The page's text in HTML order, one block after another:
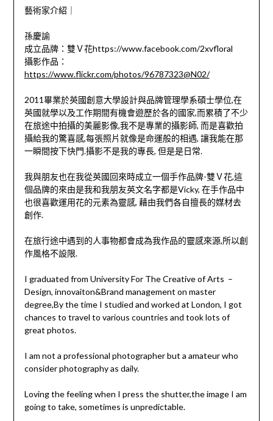
藝術家介紹｜
孫慶諭
成立品牌：雙Ｖ花https://www.facebook.com/2xvfloral
攝影作品：
https://www.flickr.com/photos/96787323@N02/
2011畢業於英國創意大學設計與品牌管理學系碩士學位,在
英國就學以及工作期間有機會遊歷於各的國家,而累積了不少
在旅途中拍攝的美麗影像,我不是專業的攝影師, 而是喜歡拍
攝給我的驚喜感,每張照片就像是命運般的相遇, 讓我能在那
一瞬間按下快門.攝影不是我的專長, 但是是日常.
我與朋友也在我從英國回來時成立一個手作品牌-雙Ｖ花,這
個品牌的來由是我和我朋友英文名字都是Vicky, 在手作品中
也很喜歡運用花的元素為靈感, 藉由我們各自擅長的媒材去
創作.
在旅行途中遇到的人事物都會成為我作品的靈感來源,所以創
作風格不設限.
I graduated from University For The Creative of Arts –
Design, innovaiton&Brand management on master
degree,By the time I studied and worked at London, I got
chances to travel to various countries and took lots of
great photos.
I am not a professional photographer but a amateur who
consider photography as daily.
Loving the feeling when I press the shutter,the image I am
going to take, sometimes is unpredictable.